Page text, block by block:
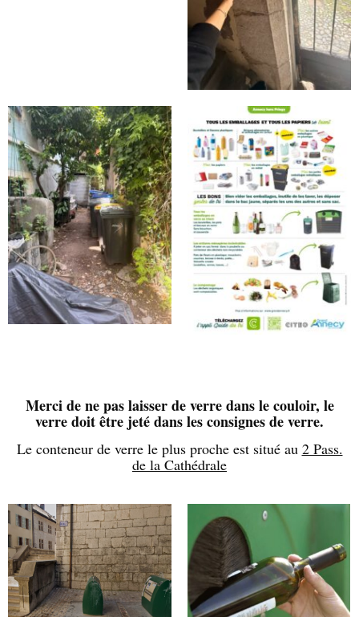
Merci de ne pas laisser de verre dans le couloir, le
verre doit être jeté dans les consignes de verre.
Le conteneur de verre le plus proche est situé au 2 Pass.
de la Cathédrale